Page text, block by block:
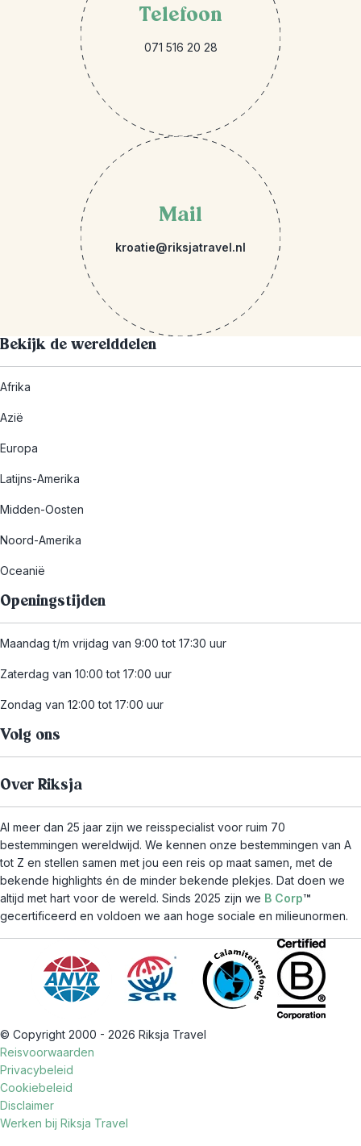
Telefoon
071 516 20 28
Mail
kroatie@riksjatravel.nl
Bekijk de werelddelen
Afrika
Azië
Europa
Latijns-Amerika
Midden-Oosten
Noord-Amerika
Oceanië
Openingstijden
Maandag t/m vrijdag van 9:00 tot 17:30 uur
Zaterdag van 10:00 tot 17:00 uur
Zondag van 12:00 tot 17:00 uur
Volg ons
Over Riksja
Al meer dan 25 jaar zijn we reisspecialist voor ruim 70
bestemmingen wereldwijd. We kennen onze bestemmingen van A
tot Z en stellen samen met jou een reis op maat samen, met de
bekende highlights én de minder bekende plekjes. Dat doen we
altijd met hart voor de wereld. Sinds 2025 zijn we B Corp™
gecertificeerd en voldoen we aan hoge sociale en milieunormen.
© Copyright 2000 - 2026 Riksja Travel
Reisvoorwaarden
Privacybeleid
Cookiebeleid
Disclaimer
Werken bij Riksja Travel